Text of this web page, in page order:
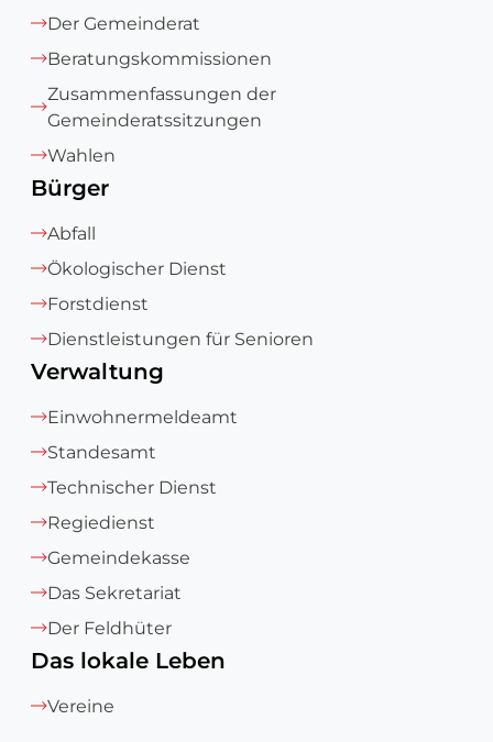
Der Gemeinderat
Beratungskommissionen
Zusammenfassungen der
Gemeinderatssitzungen
Wahlen
Bürger
Abfall
Ökologischer Dienst
Forstdienst
Dienstleistungen für Senioren
Verwaltung
Einwohnermeldeamt
Standesamt
Technischer Dienst
Regiedienst
Gemeindekasse
Das Sekretariat
Der Feldhüter
Das lokale Leben
Vereine